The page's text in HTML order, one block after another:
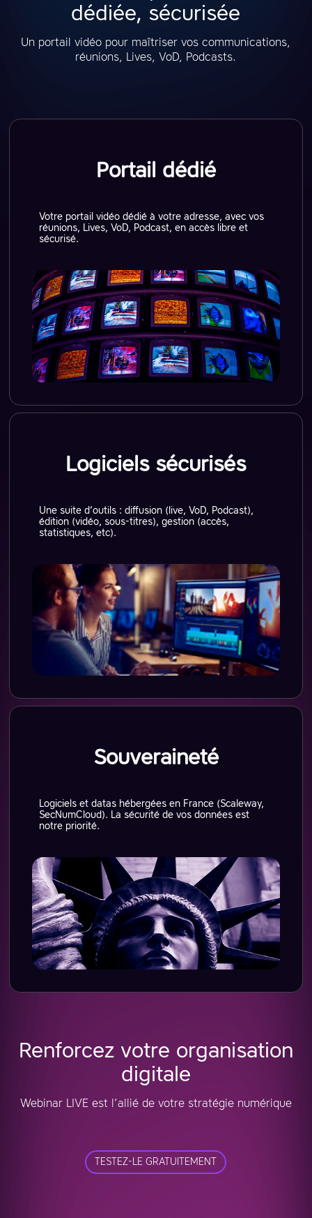
dédiée, sécurisée
Un portail vidéo pour maîtriser vos communications,
réunions, Lives, VoD, Podcasts.
Portail dédié
Votre portail vidéo dédié à votre adresse, avec vos
réunions, Lives, VoD, Podcast, en accès libre et
sécurisé.
Logiciels sécurisés
Une suite d’outils : diffusion (live, VoD, Podcast),
édition (vidéo, sous-titres), gestion (accès,
statistiques, etc).
Souveraineté
Logiciels et datas hébergées en France (Scaleway,
SecNumCloud). La sécurité de vos données est
notre priorité.
Renforcez votre organisation
digitale
Webinar LIVE est l’allié de votre stratégie numérique
TESTEZ-LE GRATUITEMENT